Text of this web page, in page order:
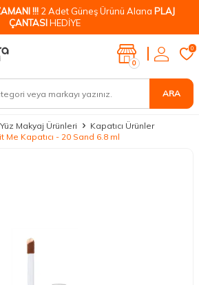
!!! 2 Adet Güneş Ürünü Alana PLAJ
ÇANTASIHEDİYE
ARA
0
0
Yüz Makyaj Ürünleri
Kapatıcı Ürünler
Me Kapatıcı - 20 Sand 6.8 ml